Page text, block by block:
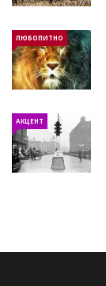
ЛЮБОПИТНО
АКЦЕНТ